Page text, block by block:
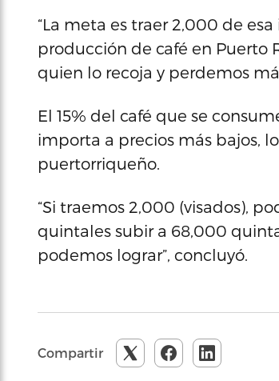
“La meta es traer 2,000 de
producción de café en Puerto
quien lo recoja y perdemos
El 15% del café que se
importa a precios más bajos,
puertorriqueño.
“Si traemos 2,000 (visados),
quintales subir a 68,000
podemos lograr”, concluyó.
Compartir